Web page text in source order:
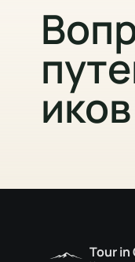
иков
Tour in